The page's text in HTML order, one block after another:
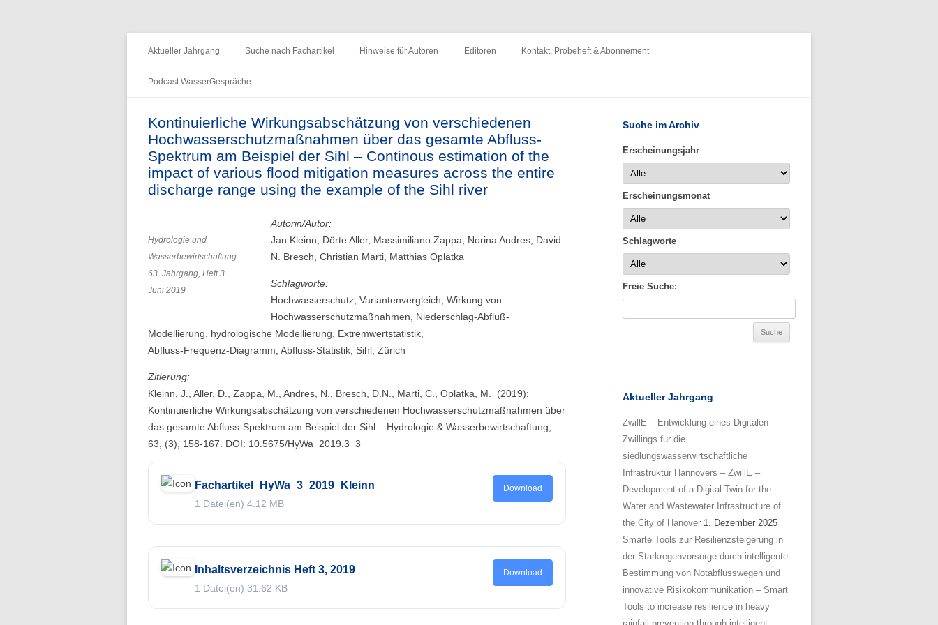
HyWa
Inhalt
Aktueller Jahrgang Suche nach Fachartikel Hinweise für Autoren Editoren Kontakt, Probeheft & Abonnement
Podcast WasserGespräche
Folge 14 – Aueninstitut
Folge 13 – Niedrigwasser & die
Informationsplattform UNDINE
Change
Folge 11 – Institut für
Seenforschung, ISF
Landschaftswasserhaushalt
zum Schutz des Rheins
Folge 8 – Oeschger-Zentrum für
Klimaforschung
Folge 6 – Starkregen und Sturzfluten
Hydrologie
Folge 3 – Schneehydrologie
Kontinuierliche Wirkungsabschätzung von verschiedenen
Hochwasserschutzmaßnahmen über das gesamte Abfluss-
Spektrum am Beispiel der Sihl – Continous estimation of the
impact of various flood mitigation measures across the entire
discharge range using the example of the Sihl river
Hydrologie und
Wasserbewirtschaftung
63. Jahrgang, Heft 3
Juni 2019
Autorin/Autor:
Jan Kleinn, Dörte Aller, Massimiliano Zappa, Norina Andres, David
N. Bresch, Christian Marti, Matthias Oplatka
Schlagworte:
Hochwasserschutz, Variantenvergleich, Wirkung von
Hochwasserschutzmaßnahmen, Niederschlag-Abfluß-
Modellierung, hydrologische Modellierung, Extremwertstatistik,
Abfluss-Frequenz-Diagramm, Abfluss-Statistik, Sihl, Zürich
Zitierung:
Kleinn, J., Aller, D., Zappa, M., Andres, N., Bresch, D.N., Marti, C., Oplatka, M. (2019):
Kontinuierliche Wirkungsabschätzung von verschiedenen Hochwasserschutzmaßnahmen über
das gesamte Abfluss-Spektrum am Beispiel der Sihl – Hydrologie & Wasserbewirtschaftung,
63, (3), 158-167. DOI: 10.5675/HyWa_2019.3_3
Fachartikel_HyWa_3_2019_Kleinn
1 Datei(en) 4.12 MB
Download
Inhaltsverzeichnis Heft 3, 2019
1 Datei(en) 31.62 KB
Download
Suche im Archiv
Erscheinungsjahr
Erscheinungsmonat
Schlagworte
Freie Suche:
Aktueller Jahrgang
ZwillE – Entwicklung eines Digitalen
Zwillings fur die
siedlungswasserwirtschaftliche
Infrastruktur Hannovers – ZwillE –
Development of a Digital Twin for the
Water and Wastewater Infrastructure of
the City of Hanover 1. Dezember 2025
Smarte Tools zur Resilienzsteigerung in
der Starkregenvorsorge durch intelligente
Bestimmung von Notabflusswegen und
innovative Risikokommunikation – Smart
Tools to increase resilience in heavy